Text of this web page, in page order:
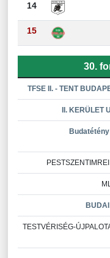
14
15
30.
TFSE II. - TENT
II. KERÜLET
TESTVÉRISÉG-